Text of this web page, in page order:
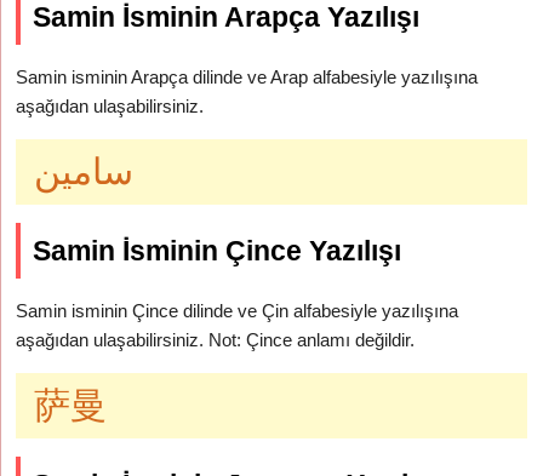
Samin İsminin Arapça Yazılışı
Samin isminin Arapça dilinde ve Arap alfabesiyle yazılışına
aşağıdan ulaşabilirsiniz.
سامين
Samin İsminin Çince Yazılışı
Samin isminin Çince dilinde ve Çin alfabesiyle yazılışına
aşağıdan ulaşabilirsiniz. Not: Çince anlamı değildir.
萨曼